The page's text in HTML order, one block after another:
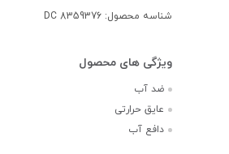
شناسه محصول: DC 8359376
ضد آب
عایق حرارتی
دافع آب